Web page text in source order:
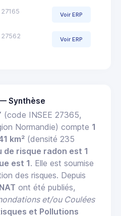
27165 Voir ERP
27562 Voir ERP
— Synthèse
(code INSEE 27365,
Normandie) compte 1
km² (densité 235
de risque radon est 1
est 1. Elle est soumise
des risques. Depuis
ont été publiés,
et/ou Coulées
et Pollutions